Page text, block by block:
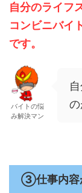
自分のライフ
コンビニバイ
です。
バイトの悩
み解決マン
の
③仕事内容